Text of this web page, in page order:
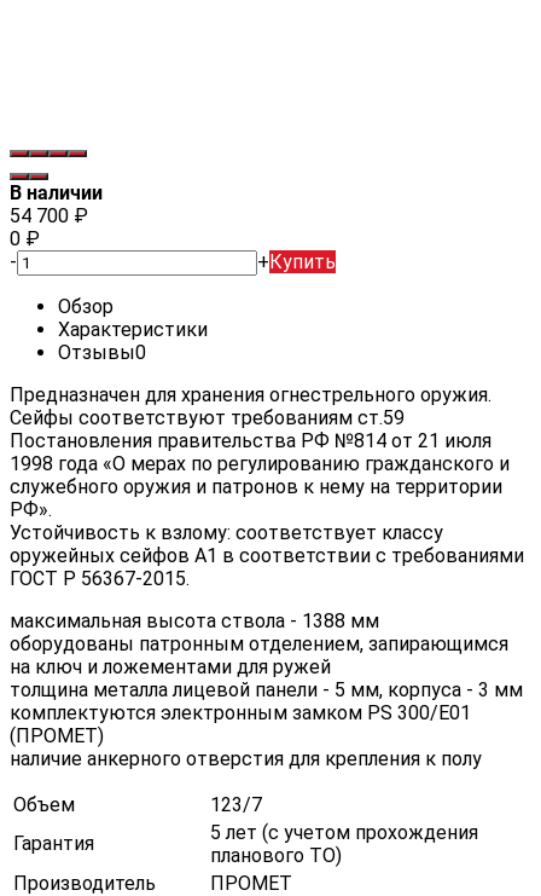
В наличии
54 700 ₽
0 ₽
-
+Купить
Обзор
Характеристики
Отзывы0
Предназначен для хранения огнестрельного оружия.
Сейфы соответствуют требованиям ст.59
Постановления правительства РФ №814 от 21 июля
1998 года «О мерах по регулированию гражданского и
служебного оружия и патронов к нему на территории
РФ».
Устойчивость к взлому: соответствует классу
оружейных сейфов А1 в соответствии с требованиями
ГОСТ Р 56367-2015.
максимальная высота ствола - 1388 мм
оборудованы патронным отделением, запирающимся
на ключ и ложементами для ружей
толщина металла лицевой панели - 5 мм, корпуса - 3 мм
комплектуются электронным замком PS 300/E01
(ПРОМЕТ)
наличие анкерного отверстия для крепления к полу
Объем
123/7
Гарантия
5 лет (с учетом прохождения
планового ТО)
Производитель
ПРОМЕТ